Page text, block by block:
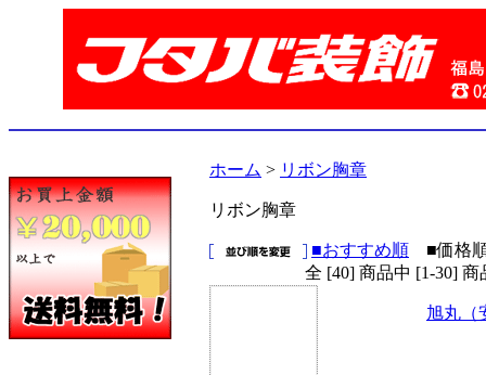
ホーム > リボン胸章
リボン胸章
■おすすめ順
■価格
全 [40] 商品中 [1-30]
旭丸（